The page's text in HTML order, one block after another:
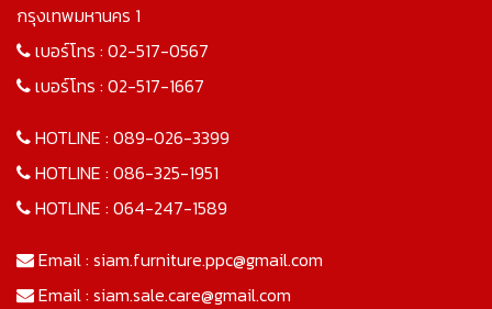
กรุงเทพมหานคร 1
เบอร์โทร : 02-517-0567
เบอร์โทร : 02-517-1667
HOTLINE : 089-026-3399
HOTLINE : 086-325-1951
HOTLINE : 064-247-1589
Email : siam.furniture.ppc@gmail.com
Email : siam.sale.care@gmail.com